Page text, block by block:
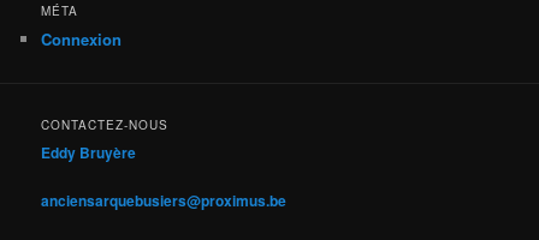
MÉTA
Connexion
CONTACTEZ-NOUS
Eddy Bruyère
anciensarquebusiers@proximus.be